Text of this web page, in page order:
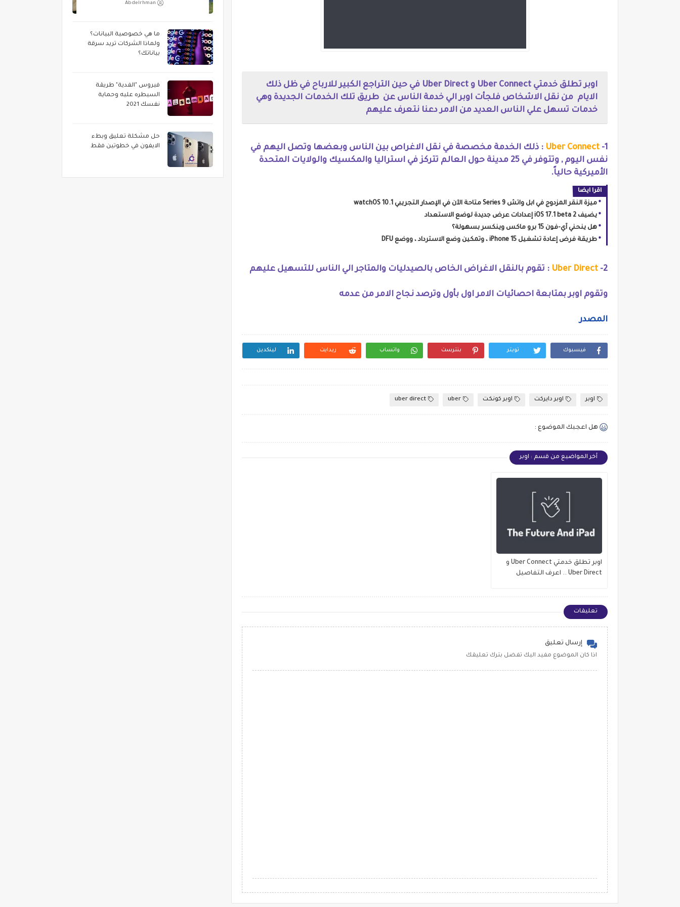
اوبر تطلق خدمتي Uber Connect و Uber Direct في حين التراجع الكبير للارباح في ظل ذلك
الايام من نقل الاشخاص فلجأت اوبر الي خدمة الناس عن طريق تلك الخدمات الجديدة وهي
خدمات تسهل علي الناس العديد من الامر دعنا نتعرف عليهم
1-
Uber Connect : ذلك الخدمة مخصصة في نقل الاغراص بين الناس وبعضها وتصل اليهم في
نفس اليوم , وتتوفر في 25 مدينة حول العالم تتركز في استراليا والمكسيك والولايات المتحدة
الأميركية حالياً.
اقرا ايضا
ميزة النقر المزدوج في ابل واتش Series 9 متاحة الآن في الإصدار التجريبي watchOS 10.1
يضيف iOS 17.1 beta 2 إعدادات عرض جديدة لوضع الاستعداد
هل ينحني آي-فون 15 برو ماكس وينكسر بسهولة؟
طريقة فرض إعادة تشغيل iPhone 15 ، وتمكين وضع الاسترداد ، ووضع DFU
2-
Uber Direct : تقوم بالنقل الاغراض الخاص بالصيدليات والمتاجر الي الناس للتسهيل عليهم
وتقوم اوبر بمتابعة احصائيات الامر اول بأول وترصد نجاح الامر من عدمه
المصدر
فيسبوك تويتر بنترست واتساب ريدايت لينكدين
اوبر اوبر دايركت اوبر كونكت uber
uber direct
هل اعجبك الموضوع :
أخر المواضيع من قسم : اوبر
اوبر تطلق خدمتي Uber Connect و
Uber Direct .. اعرف التفاصيل
تعليقات
إرسال تعليق
اذا كان الموضوع مفيد اليك تفضل بترك تعليقك
Abdelrhman
ما هي خصوصية البيانات؟
ولماذا الشركات تريد سرقة
بياناتك؟
فيروس "الفدية" طريقة
السيطره عليه وحماية
نفسك 2021
حل مشكلة تعليق وبطء
الايفون في خطوتين فقط